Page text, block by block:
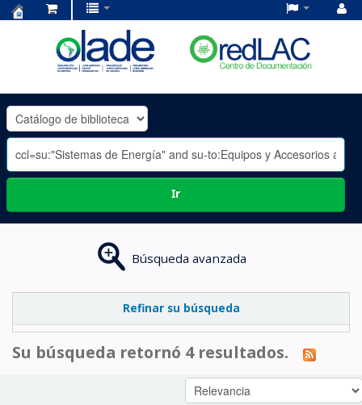
OLADE
-
Ir
Búsqueda avanzada
Refinar su búsqueda
Su búsqueda retornó 4 resultados.